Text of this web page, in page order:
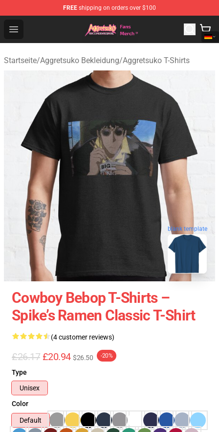
FREE shipping on orders over $100
Open menu
Aggretsuko Store - Official Aggretsuko Merchandise
Startseite/Aggretsuko Bekleidung/Aggretsuko T-Shirts
blank template
Cowboy Bebop T-Shirts –
Spike’s Ramen Classic T-Shirt
(4 customer reviews)
£26.17 £20.94 $26.50 -20%
Type
Unisex
Color
Default